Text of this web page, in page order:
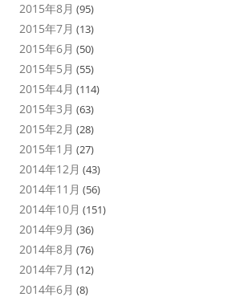
2015年8月 (95)
2015年7月 (13)
2015年6月 (50)
2015年5月 (55)
2015年4月 (114)
2015年3月 (63)
2015年2月 (28)
2015年1月 (27)
2014年12月 (43)
2014年11月 (56)
2014年10月 (151)
2014年9月 (36)
2014年8月 (76)
2014年7月 (12)
2014年6月 (8)